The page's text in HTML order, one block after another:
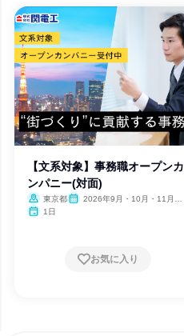
【文系対象】事務職オープンカ
ンパニー(対面)
東京都
2026年9月・10月・11月・1
1日
お気に入り